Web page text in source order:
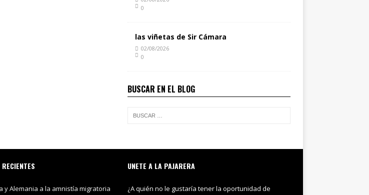
0
las viñetas de Sir Cámara
02/08/2026
0
BUSCAR EN EL BLOG
y Alemania a la amnistía migratoria
UNETE A LA PAJARERA
¿A quién no le gustaría tener la oportunidad de